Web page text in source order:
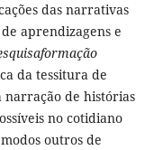
das narrativas
aprendizagens e
da tessitura de
narração de histórias
no cotidiano
outros de